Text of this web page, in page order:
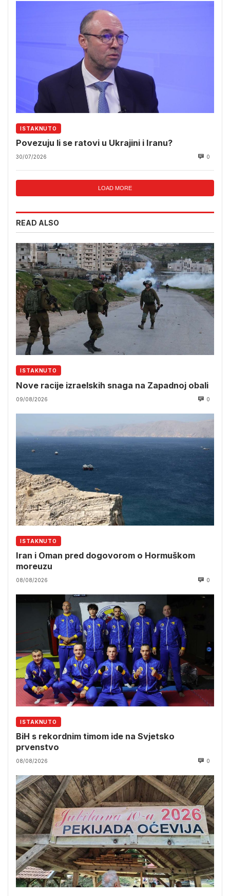
ISTAKNUTO
Povezuju li se ratovi u Ukrajini i Iranu?
30/07/2026 0
LOAD MORE
READ ALSO
ISTAKNUTO
Nove racije izraelskih snaga na Zapadnoj obali
09/08/2026 0
ISTAKNUTO
Iran i Oman pred dogovorom o Hormuškom
moreuzu
08/08/2026 0
ISTAKNUTO
BiH s rekordnim timom ide na Svjetsko
prvenstvo
08/08/2026 0